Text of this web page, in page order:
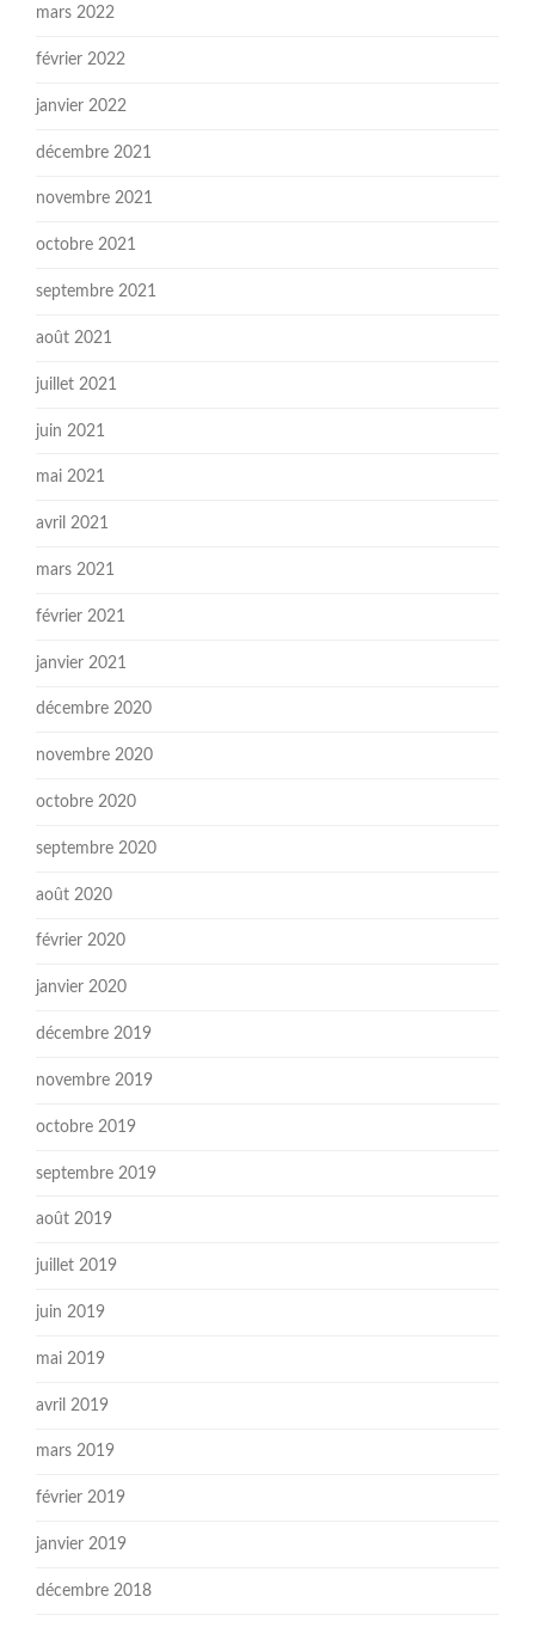
mars 2022
février 2022
janvier 2022
décembre 2021
novembre 2021
octobre 2021
septembre 2021
août 2021
juillet 2021
juin 2021
mai 2021
avril 2021
mars 2021
février 2021
janvier 2021
décembre 2020
novembre 2020
octobre 2020
septembre 2020
août 2020
février 2020
janvier 2020
décembre 2019
novembre 2019
octobre 2019
septembre 2019
août 2019
juillet 2019
juin 2019
mai 2019
avril 2019
mars 2019
février 2019
janvier 2019
décembre 2018